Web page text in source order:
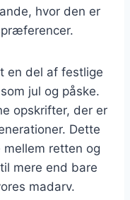
hvor den er
en del af festlige
jul og påske.
opskrifter, der er
Dette
retten og
mere end bare
madarv.